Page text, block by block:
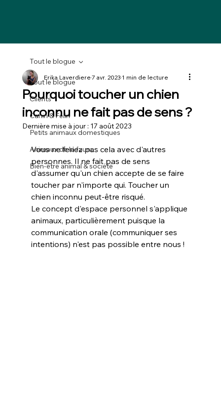
Tout le blogue
Clients
Canin & Félin
Petits animaux domestiques
Animaux de la faune
Bien-être animal & société
Tout le blogue
Pourquoi toucher un chien
inconnu ne fait pas de sens ?
Erika Laverdiere7 avr. 20231 min de lecture
Dernière mise à jour : 17 août 2023
Vous ne feriez pas cela avec d'autres
personnes. Il ne fait pas de sens
d'assumer qu'un chien accepte de se faire
toucher par n'importe qui. Toucher un
chien inconnu peut-être risqué.
Le concept d'espace personnel s'applique
animaux, particulièrement puisque la
communication orale (communiquer ses
intentions) n'est pas possible entre nous !